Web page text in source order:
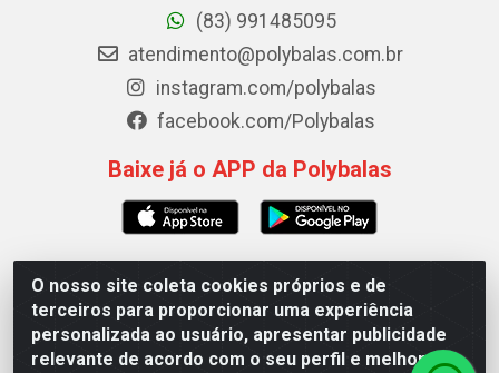
O nosso site coleta cookies próprios e de
terceiros para proporcionar uma experiência
personalizada ao usuário, apresentar publicidade
relevante de acordo com o seu perfil e melhorar a
(83) 991485095
atendimento@polybalas.com.br
instagram.com/polybalas
facebook.com/Polybalas
Baixe já o APP da Polybalas
Polybalas - Rua João Miguel de Souza, 173 Galpão B -
Ernesto Geisel, João Pessoa/PB - CEP 58.075-075 - CNPJ
00.909.327/0002-61